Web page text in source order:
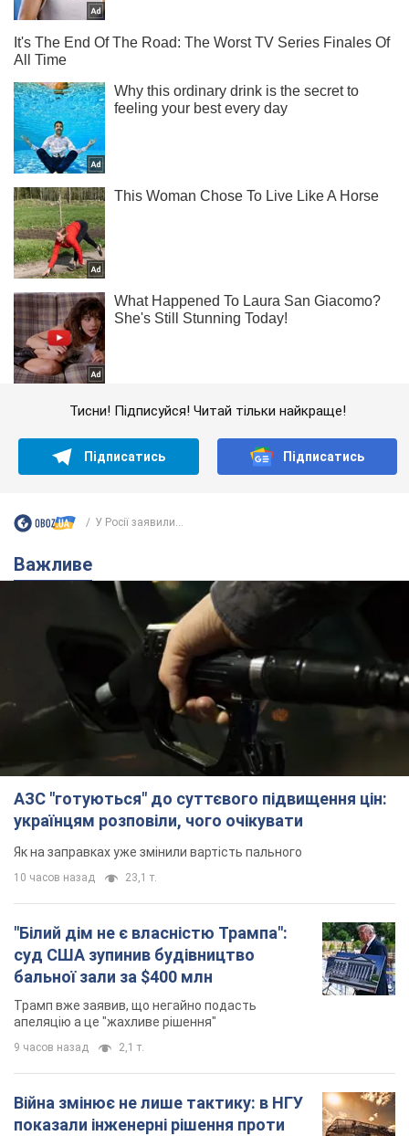
Тисни! Підписуйся! Читай тільки найкраще!
Підписатись Підписатись
У Росії заявили...
Важливе
АЗС "готуються" до суттєвого підвищення цін:
українцям розповіли, чого очікувати
Як на заправках уже змінили вартість пального
10 часов назад 23,1 т.
"Білий дім не є власністю Трампа":
суд США зупинив будівництво
бальної зали за $400 млн
Трамп вже заявив, що негайно подасть
апеляцію а це "жахливе рішення"
9 часов назад 2,1 т.
Війна змінює не лише тактику: в НГУ
показали інженерні рішення проти